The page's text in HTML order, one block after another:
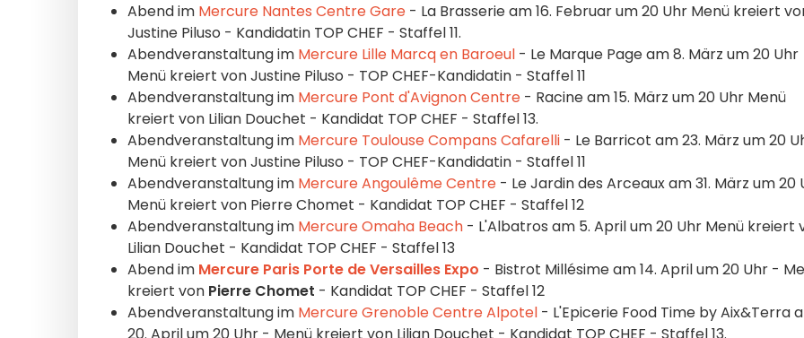
Abend im Mercure Nantes Centre Gare - La Brasserie am 16. Februar um 20 Uhr Menü kreiert
Justine Piluso - Kandidatin TOP CHEF - Staffel 11.
Abendveranstaltung im Mercure Lille Marcq en Baroeul - Le Marque Page am 8. März um 20 Uhr
Menü kreiert von Justine Piluso - TOP CHEF-Kandidatin - Staffel 11
Abendveranstaltung im Mercure Pont d'Avignon Centre - Racine am 15. März um 20 Uhr Menü
kreiert von Lilian Douchet - Kandidat TOP CHEF - Staffel 13.
Abendveranstaltung im Mercure Toulouse Compans Cafarelli - Le Barricot am 23. März um 20
Menü kreiert von Justine Piluso - TOP CHEF-Kandidatin - Staffel 11
Abendveranstaltung im Mercure Angoulême Centre - Le Jardin des Arceaux am 31. März um 20
Menü kreiert von Pierre Chomet - Kandidat TOP CHEF - Staffel 12
Abendveranstaltung im Mercure Omaha Beach - L'Albatros am 5. April um 20 Uhr Menü kreiert
Lilian Douchet - Kandidat TOP CHEF - Staffel 13
Abend im Mercure Paris Porte de Versailles Expo - Bistrot Millésime am 14. April um 20 Uhr -
kreiert von Pierre Chomet - Kandidat TOP CHEF - Staffel 12
Abendveranstaltung im Mercure Grenoble Centre Alpotel - L'Epicerie Food Time by Aix&Terra